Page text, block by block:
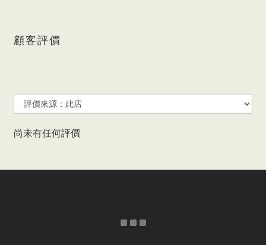
顧客評價
尚未有任何評價